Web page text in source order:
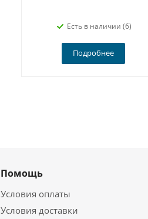
Есть в наличии (6)
Подробнее
Помощь
Условия оплаты
Условия доставки